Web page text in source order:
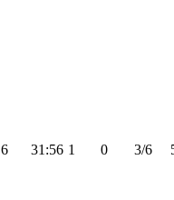
6 31:56 1 0 3/6